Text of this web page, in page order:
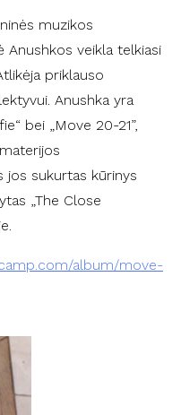
muzikos
Anushkos veikla telkiasi
priklauso
Anushka yra
bei „Move 20-21”,
jos sukurtas kūrinys
„The Close
album/move-